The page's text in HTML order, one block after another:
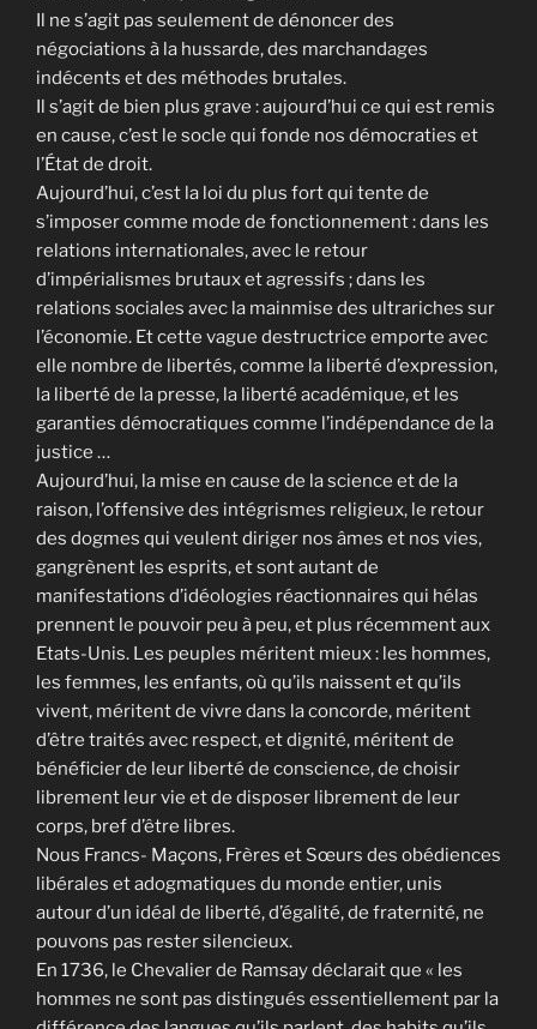
Il ne s’agit pas seulement de dénoncer des
négociations à la hussarde, des marchandages
indécents et des méthodes brutales.
Il s’agit de bien plus grave : aujourd’hui ce qui est remis
en cause, c’est le socle qui fonde nos démocraties et
l’État de droit.
Aujourd’hui, c’est la loi du plus fort qui tente de
s’imposer comme mode de fonctionnement : dans les
relations internationales, avec le retour
d’impérialismes brutaux et agressifs ; dans les
relations sociales avec la mainmise des ultrariches sur
l’économie. Et cette vague destructrice emporte avec
elle nombre de libertés, comme la liberté d’expression,
la liberté de la presse, la liberté académique, et les
garanties démocratiques comme l’indépendance de la
justice …
Aujourd’hui, la mise en cause de la science et de la
raison, l’offensive des intégrismes religieux, le retour
des dogmes qui veulent diriger nos âmes et nos vies,
gangrènent les esprits, et sont autant de
manifestations d’idéologies réactionnaires qui hélas
prennent le pouvoir peu à peu, et plus récemment aux
Etats-Unis. Les peuples méritent mieux : les hommes,
les femmes, les enfants, où qu’ils naissent et qu’ils
vivent, méritent de vivre dans la concorde, méritent
d’être traités avec respect, et dignité, méritent de
bénéficier de leur liberté de conscience, de choisir
librement leur vie et de disposer librement de leur
corps, bref d’être libres.
Nous Francs- Maçons, Frères et Sœurs des obédiences
libérales et adogmatiques du monde entier, unis
autour d’un idéal de liberté, d’égalité, de fraternité, ne
pouvons pas rester silencieux.
En 1736, le Chevalier de Ramsay déclarait que « les
hommes ne sont pas distingués essentiellement par la